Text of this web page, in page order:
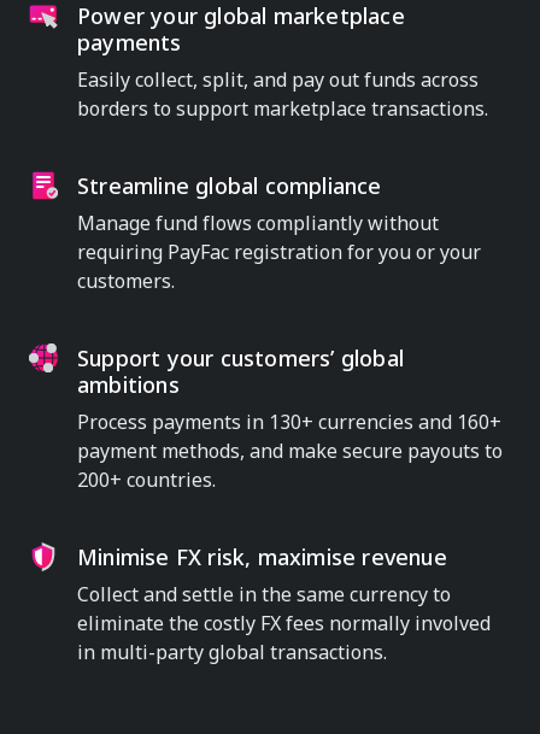
Power your global marketplace
payments
Easily collect, split, and pay out funds across
borders to support marketplace transactions.
Streamline global compliance
Manage fund flows compliantly without
requiring PayFac registration for you or your
customers.
Support your customers’ global
ambitions
Process payments in 130+ currencies and 160+
payment methods, and make secure payouts to
200+ countries.
Minimise FX risk, maximise revenue
Collect and settle in the same currency to
eliminate the costly FX fees normally involved
in multi-party global transactions.